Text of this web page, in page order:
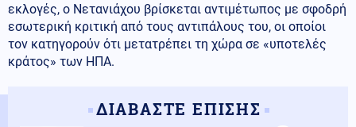
εκλογές, ο Νετανιάχου βρίσκεται αντιμέτωπος με σφοδρή
εσωτερική κριτική από τους αντιπάλους του, οι οποίοι
τον κατηγορούν ότι μετατρέπει τη χώρα σε «υποτελές
κράτος» των ΗΠΑ.
ΔΙΑΒΑΣΤΕ ΕΠΙΣΗΣ